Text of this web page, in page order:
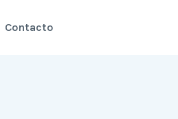
Contacto